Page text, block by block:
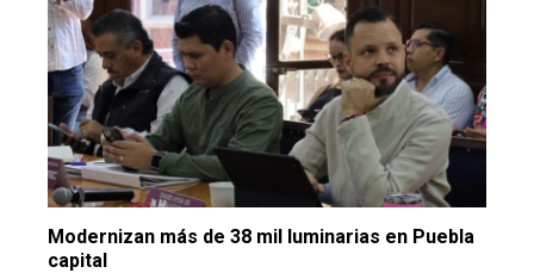
Modernizan más de 38 mil luminarias en Puebla
capital